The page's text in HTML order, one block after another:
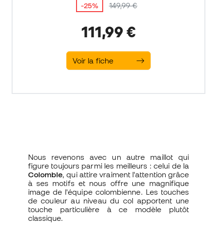
-25% 149,99 €
111,99 €
Voir la fiche
Nous revenons avec un autre maillot qui
figure toujours parmi les meilleurs : celui de la
Colombie , qui attire vraiment l'attention grâce
à ses motifs et nous offre une magnifique
image de l'équipe colombienne. Les touches
de couleur au niveau du col apportent une
touche particulière à ce modèle plutôt
classique.